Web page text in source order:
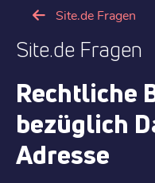
Site.de Fragen
Site.de Fragen
Rechtliche
bezüglich
Adresse